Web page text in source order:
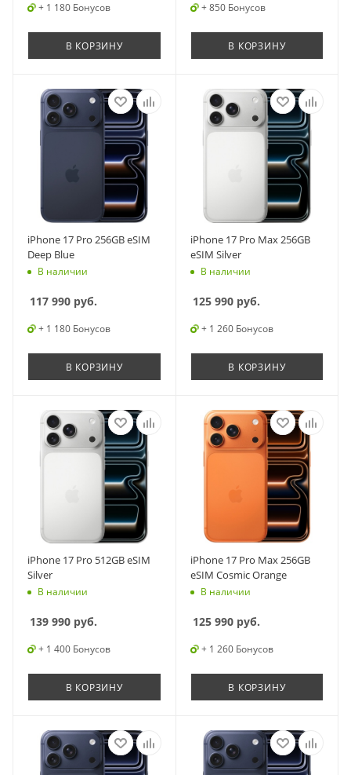
+ 1 180 Бонусов
В КОРЗИНУ
+ 850 Бонусов
В КОРЗИНУ
iPhone 17 Pro 256GB eSIM
Deep Blue
В наличии
117 990 руб.
+ 1 180 Бонусов
В КОРЗИНУ
iPhone 17 Pro Max 256GB
eSIM Silver
В наличии
125 990руб.
+ 1 260 Бонусов
В КОРЗИНУ
iPhone 17 Pro 512GB eSIM
Silver
В наличии
139 990 руб.
+ 1 400 Бонусов
В КОРЗИНУ
iPhone 17 Pro Max 256GB
eSIM Cosmic Orange
В наличии
125 990руб.
+ 1 260 Бонусов
В КОРЗИНУ